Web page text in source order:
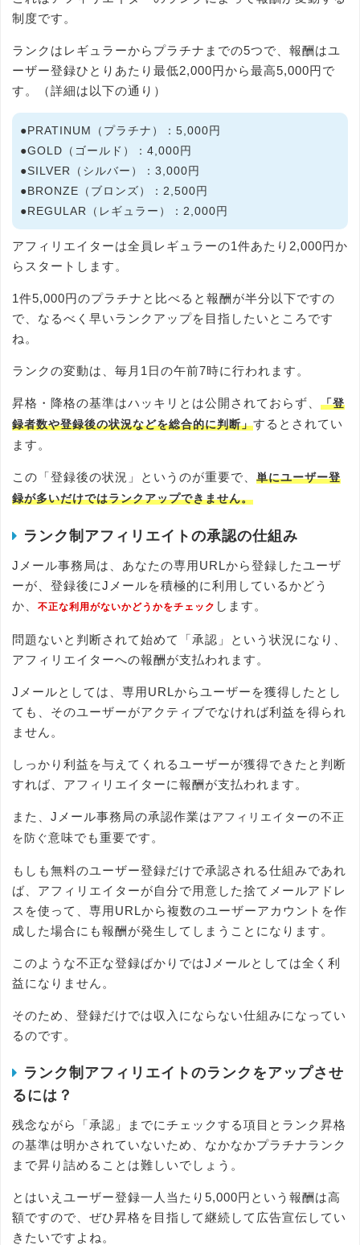
制度です。
ランクはレギュラーからプラチナまでの5つで、報酬はユ
ーザー登録ひとりあたり最低2,000円から最高5,000円で
す。（詳細は以下の通り）
●PRATINUM（プラチナ）：5,000円
●GOLD（ゴールド）：4,000円
●SILVER（シルバー）：3,000円
●BRONZE（ブロンズ）：2,500円
●REGULAR（レギュラー）：2,000円
アフィリエイターは全員レギュラーの1件あたり2,000円か
らスタートします。
1件5,000円のプラチナと比べると報酬が半分以下ですの
で、なるべく早いランクアップを目指したいところです
ね。
ランクの変動は、毎月1日の午前7時に行われます。
昇格・降格の基準はハッキリとは公開されておらず、 「登
録者数や登録後の状況などを総合的に判断」するとされてい
ます。
この「登録後の状況」というのが重要で、 単にユーザー登
録が多いだけではランクアップできません。
ランク制アフィリエイトの承認の仕組み
Jメール事務局は、あなたの専用URLから登録したユーザ
ーが、登録後にJメールを積極的に利用しているかどう
か、
不正な利用がないかどうかをチェック します。
問題ないと判断されて始めて「承認」という状況になり、
アフィリエイターへの報酬が支払われます。
Jメールとしては、専用URLからユーザーを獲得したとし
ても、そのユーザーがアクティブでなければ利益を得られ
ません。
しっかり利益を与えてくれるユーザーが獲得できたと判断
すれば、アフィリエイターに報酬が支払われます。
また、Jメール事務局の承認作業はアフィリエイターの不正
を防ぐ意味でも重要です。
もしも無料のユーザー登録だけで承認される仕組みであれ
ば、アフィリエイターが自分で用意した捨てメールアドレ
スを使って、専用URLから複数のユーザーアカウントを作
成した場合にも報酬が発生してしまうことになります。
このような不正な登録ばかりではJメールとしては全く利
益になりません。
そのため、登録だけでは収入にならない仕組みになってい
るのです。
ランク制アフィリエイトのランクをアップさせ
るには？
残念ながら「承認」までにチェックする項目とランク昇格
の基準は明かされていないため、なかなかプラチナランク
まで昇り詰めることは難しいでしょう。
とはいえユーザー登録一人当たり5,000円という報酬は高
額ですので、ぜひ昇格を目指して継続して広告宣伝してい
きたいですよね。